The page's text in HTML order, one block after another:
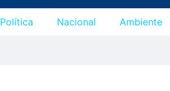
Política Nacional Ambiente